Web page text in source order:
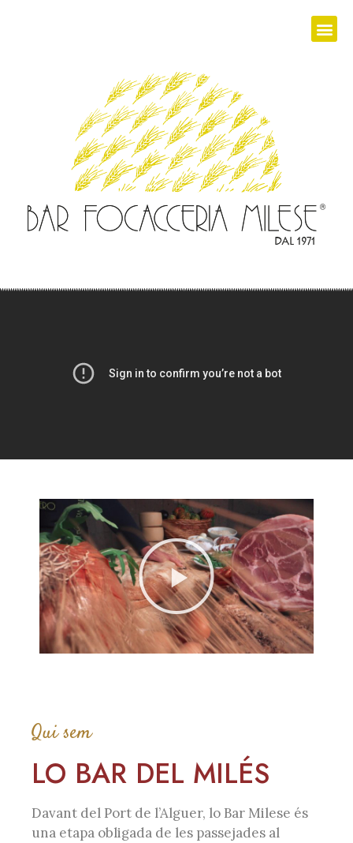
Qui sem
LO BAR DEL MILÉS
Davant del Port de l’Alguer, lo Bar Milese és
una etapa obligada de les passejades al